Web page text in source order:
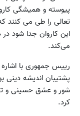
پیوسته و همیشگی
تعالی را طی می کنند
این کاروان جدا شود
می‌کند.
رییس جمهوری با
پشتیبان اندیشه دینی
شور و عشق حسینی و
کرد.